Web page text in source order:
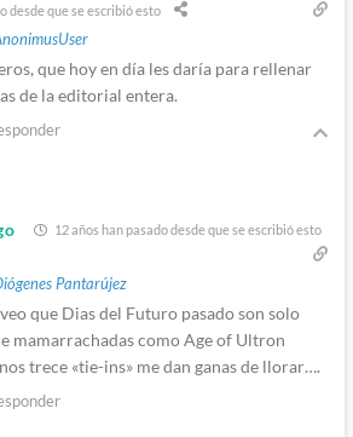
desde que se escribió esto
que hoy en día les daría para rellenar
de la editorial entera.
12 años han pasado desde que se escribió esto
Pantarújez
que Dias del Futuro pasado son solo
mamarrachadas como Age of Ultron
trece «tie-ins» me dan ganas de llorar….